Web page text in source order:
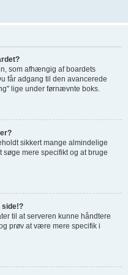
som afhængig af boardets
får adgang til den avancerede
lige under førnævnte boks.
sikkert mange almindelige
søge mere specifikt og at bruge
side!?
til at serveren kunne håndtere
prøv at være mere specifik i